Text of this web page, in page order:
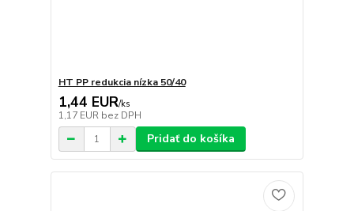
HT PP redukcia nízka 50/40
1,44 EUR/ks
1,17 EUR bez DPH
Pridať do košíka